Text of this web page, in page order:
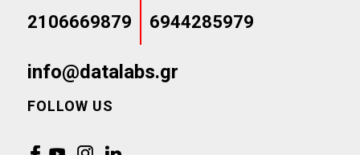
2106669879 6944285979
info@datalabs.gr
FOLLOW US